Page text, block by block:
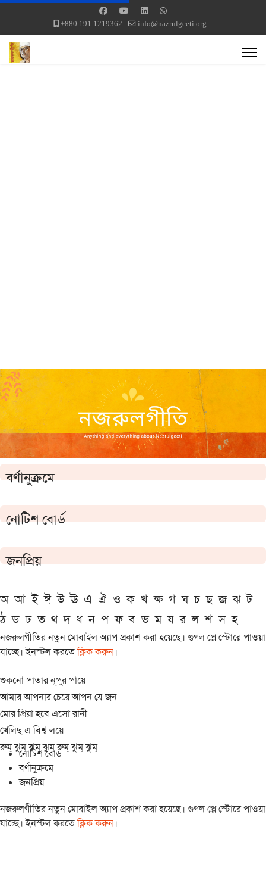
+880 191 1219362 info@nazrulgeeti.org
বর্ণানুক্রমে
নোটিশ বোর্ড
জনপ্রিয়
অ আ ই ঈ উ ঊ এ ঐ ও ক খ ক্ষ গ ঘ চ ছ জ ঝ ট
ঠ ড ঢ ত থ দ ধ ন প ফ ব ভ ম য র ল শ স হ
নজরুলগীতির নতুন মোবাইল অ্যাপ প্রকাশ করা হয়েছে। গুগল প্লে স্টোরে পাওয়া
যাচ্ছে। ইনস্টল করতেক্লিক করুন।
শুকনো পাতার নূপুর পায়ে
আমার আপনার চেয়ে আপন যে জন
মোর প্রিয়া হবে এসো রানী
খেলিছ এ বিশ্ব লয়ে
রুম্ ঝুম্ ঝুম্ ঝুম্ রুম্ ঝুম্ ঝুম্
নোটিশ বোর্ড
বর্ণানুক্রমে
জনপ্রিয়
নজরুলগীতির নতুন মোবাইল অ্যাপ প্রকাশ করা হয়েছে। গুগল প্লে স্টোরে পাওয়া
যাচ্ছে। ইনস্টল করতেক্লিক করুন।